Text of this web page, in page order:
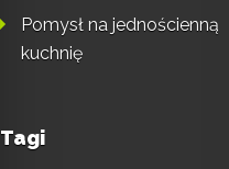
Pomysł na jednościenną
kuchnię
Tagi